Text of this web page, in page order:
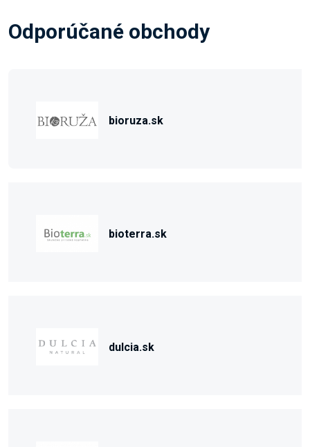
Odporúčané obchody
bioruza.sk
bioterra.sk
dulcia.sk